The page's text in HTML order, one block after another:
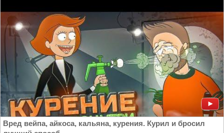
Вред вейпа, айкоса, кальяна, курения. Курил и бросил